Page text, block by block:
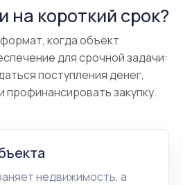
на короткий срок?
когда объект
для срочной задачи:
поступления денег,
профинансировать закупку.
недвижимость, а